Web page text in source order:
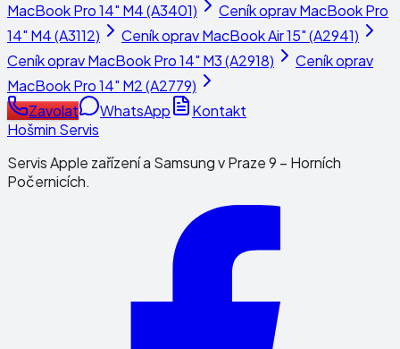
MacBook Pro 14" M4 (A3401)
Ceník opravMacBook Pro
14" M4 (A3112)
Ceník opravMacBook Air 15" (A2941)
Ceník opravMacBook Pro 14" M3 (A2918)
Ceník oprav
MacBook Pro 14" M2 (A2779)
Zavolat
WhatsApp
Kontakt
Hošmin Servis
Servis Apple zařízení a Samsung v Praze 9 – Horních
Počernicích.